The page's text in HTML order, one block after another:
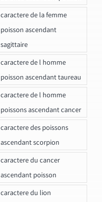
caractere de la femme
poisson ascendant
sagittaire
caractere de l homme
poisson ascendant taureau
caractere de l homme
poissons ascendant cancer
caractere des poissons
ascendant scorpion
caractere du cancer
ascendant poisson
caractere du lion